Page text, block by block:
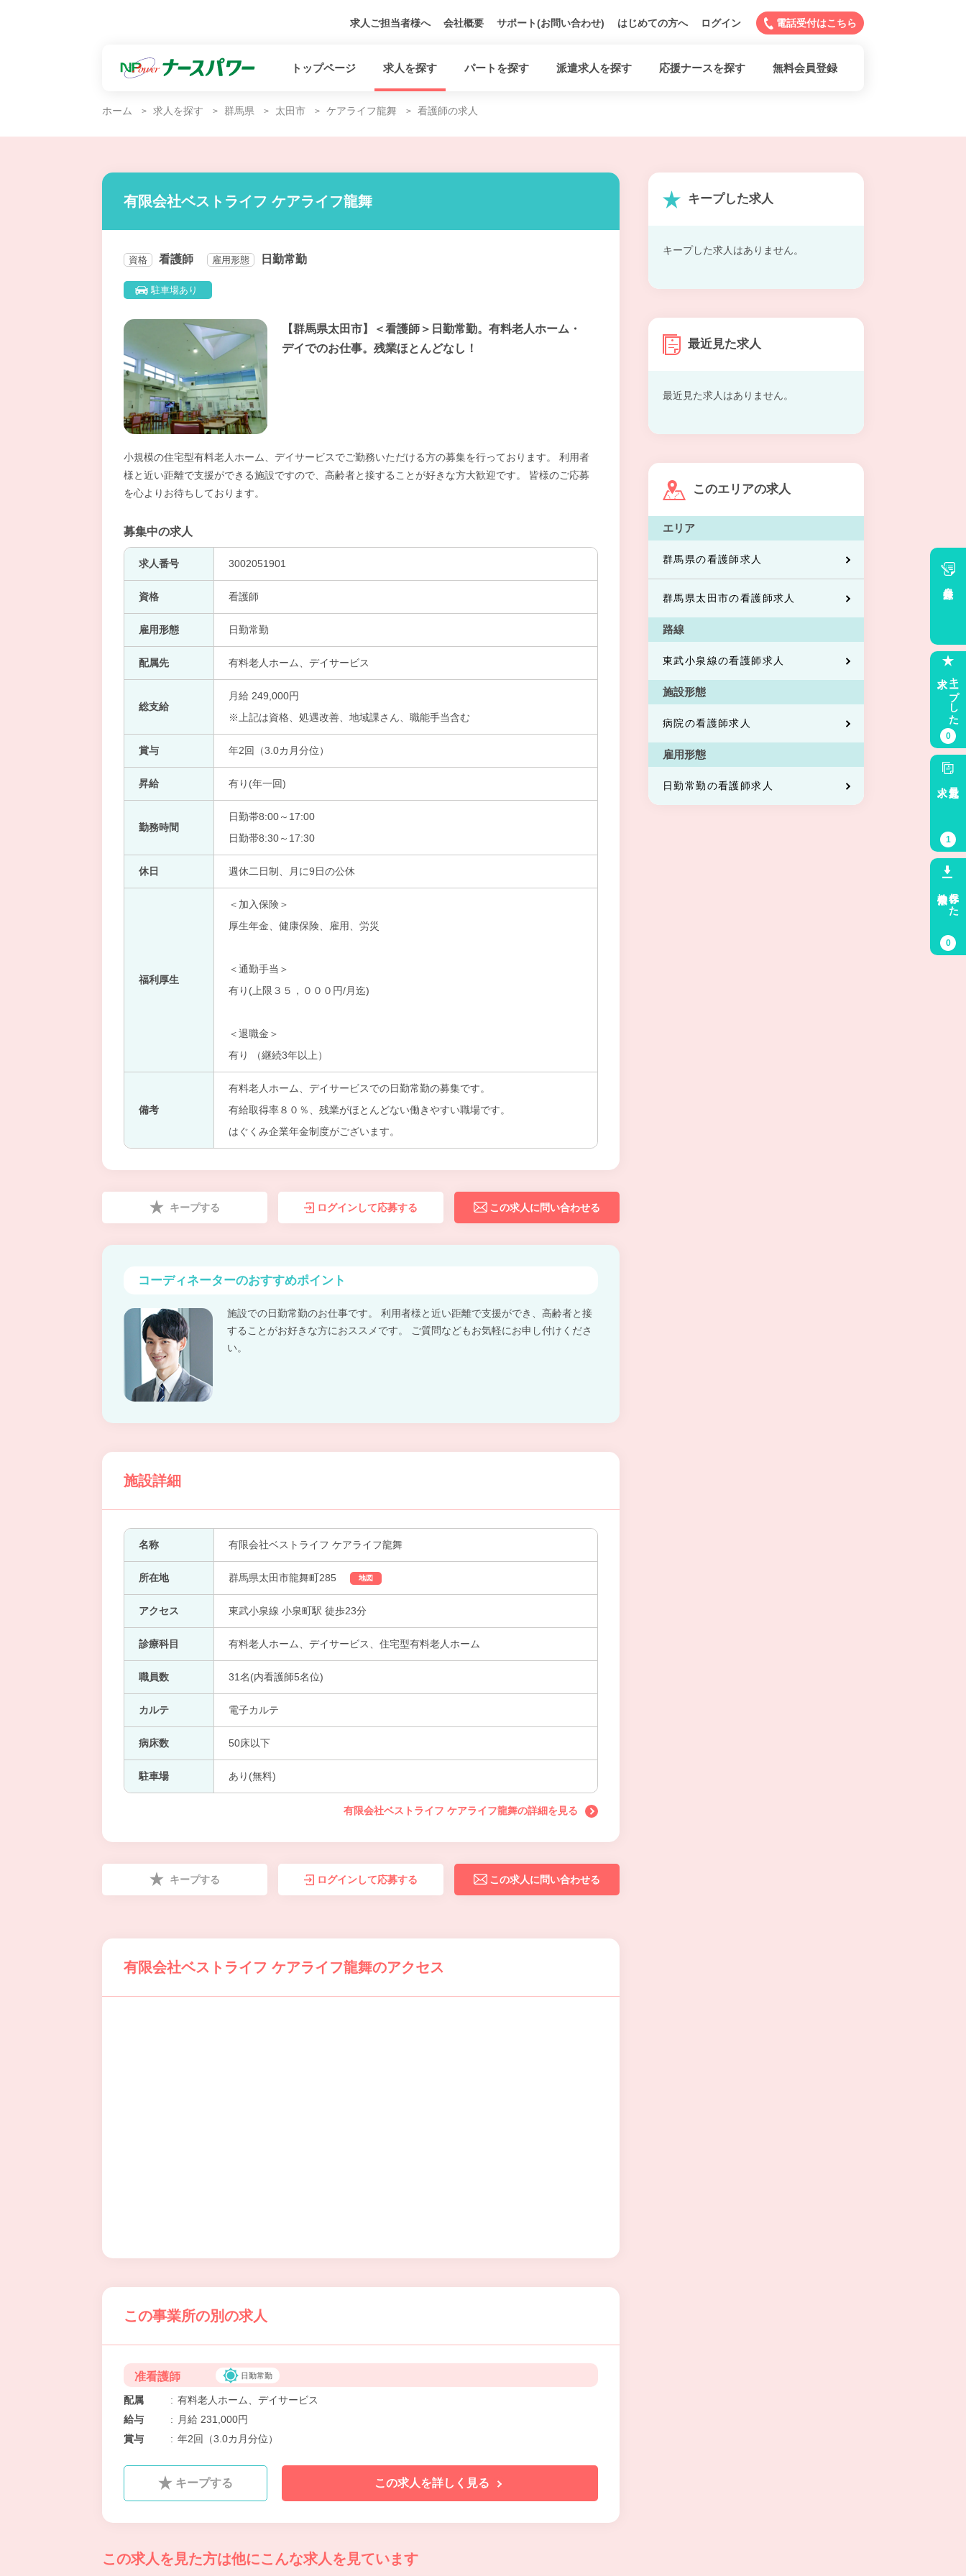
求人ご担当者様へ 会社概要 サポート(お問い合わせ) はじめての方へ ログイン 電話受付はこちら
トップページ 求人を探す パートを探す 派遣求人を探す 応援ナースを探す 無料会員登録
ホーム 求人を探す 群馬県 太田市 ケアライフ龍舞 看護師の求人
有限会社ベストライフ ケアライフ龍舞
資格 看護師 雇用形態 日勤常勤
駐車場あり
【群馬県太田市】＜看護師＞日勤常勤。有料老人ホーム・
デイでのお仕事。残業ほとんどなし！
小規模の住宅型有料老人ホーム、デイサービスでご勤務いただける方の募集を行っております。 利用者
様と近い距離で支援ができる施設ですので、高齢者と接することが好きな方大歓迎です。 皆様のご応募
を心よりお待ちしております。
募集中の求人
求人番号 3002051901
資格 看護師
雇用形態 日勤常勤
配属先 有料老人ホーム、デイサービス
総支給
月給 249,000円
※上記は資格、処遇改善、地域課さん、職能手当含む
賞与 年2回（3.0カ月分位）
昇給 有り(年一回)
勤務時間
日勤帯8:00～17:00
日勤帯8:30～17:30
休日 週休二日制、月に9日の公休
福利厚生
＜加入保険＞
厚生年金、健康保険、雇用、労災
＜通勤手当＞
有り(上限３５，０００円/月迄)
＜退職金＞
有り （継続3年以上）
備考
有料老人ホーム、デイサービスでの日勤常勤の募集です。
有給取得率８０％、残業がほとんどない働きやすい職場です。
はぐくみ企業年金制度がございます。
キープする ログインして応募する この求人に問い合わせる
コーディネーターのおすすめポイント
施設での日勤常勤のお仕事です。 利用者様と近い距離で支援ができ、高齢者と接
することがお好きな方におススメです。 ご質問などもお気軽にお申し付けくださ
い。
施設詳細
名称 有限会社ベストライフ ケアライフ龍舞
所在地 群馬県太田市龍舞町285 地図
アクセス 東武小泉線 小泉町駅 徒歩23分
診療科目 有料老人ホーム、デイサービス、住宅型有料老人ホーム
職員数 31名(内看護師5名位)
カルテ 電子カルテ
病床数 50床以下
駐車場 あり(無料)
有限会社ベストライフ ケアライフ龍舞の詳細を見る
キープする ログインして応募する この求人に問い合わせる
有限会社ベストライフ ケアライフ龍舞のアクセス
この事業所の別の求人
准看護師 日勤常勤
配属 : 有料老人ホーム、デイサービス
給与
:
月給 231,000円
賞与
: 年2回（3.0カ月分位）
キープする この求人を詳しく見る
この求人を見た方は他にこんな求人を見ています
キープした求人
キープした求人はありません。
最近見た求人
最近見た求人はありません。
このエリアの求人
エリア
群馬県の看護師求人
群馬県太田市の看護師求人
路線
東武小泉線の看護師求人
施設形態
病院の看護師求人
雇用形態
日勤常勤の看護師求人
キープした
0
最近見た
1
保存した
0